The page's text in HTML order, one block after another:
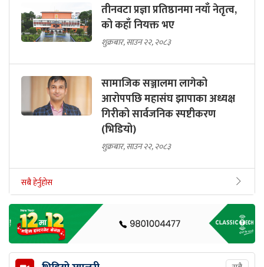
तीनवटा प्रज्ञा प्रतिष्ठानमा नयाँ नेतृत्व,
को कहाँ नियक्त भए
शुक्रबार, साउन २२, २०८३
सामाजिक सञ्जालमा लागेको
आरोपपछि महासंघ झापाका अध्यक्ष
गिरीको सार्वजनिक स्पष्टीकरण
(भिडियो)
शुक्रबार, साउन २२, २०८३
सबै हेर्नुहोस